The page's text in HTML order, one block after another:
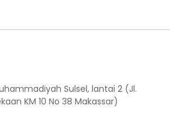
Sulsel, lantai 2 (Jl.
KM 10 No 38 Makassar)